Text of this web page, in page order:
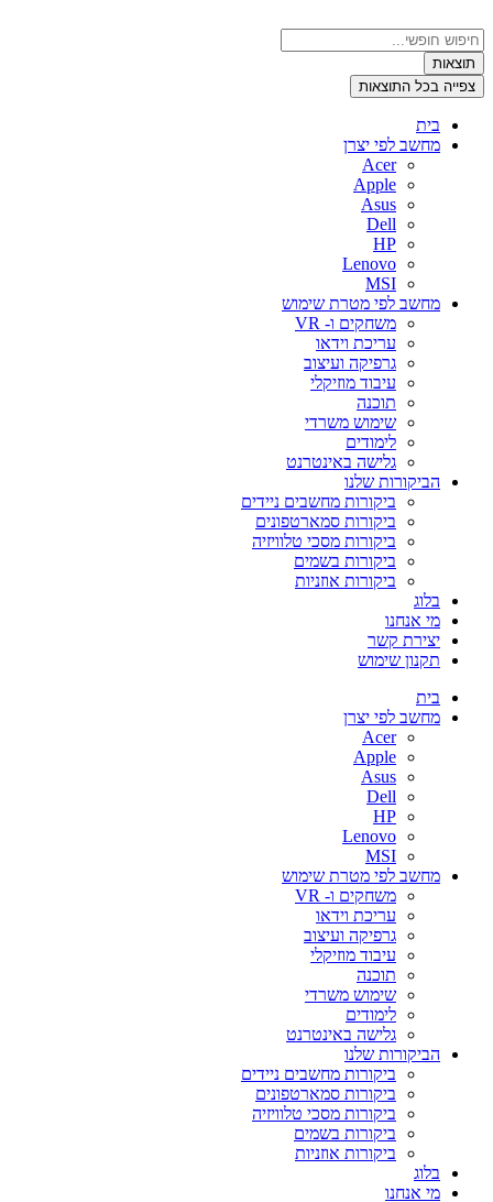
לתוכן
Search
...תוצאות
צפייה בכל התוצאות
בית
מחשב לפי יצרן
Acer
Apple
Asus
Dell
HP
Lenovo
MSI
מחשב לפי מטרת שימוש
משחקים ו- VR
עריכת וידאו
גרפיקה ועיצוב
עיבוד מוזיקלי
תוכנה
שימוש משרדי
לימודים
גלישה באינטרנט
הביקורות שלנו
ביקורות מחשבים ניידים
ביקורות סמארטפונים
ביקורות מסכי טלוויזיה
ביקורות בשמים
ביקורות אוזניות
בלוג
מי אנחנו
יצירת קשר
תקנון שימוש
בית
מחשב לפי יצרן
Acer
Apple
Asus
Dell
HP
Lenovo
MSI
מחשב לפי מטרת שימוש
משחקים ו- VR
עריכת וידאו
גרפיקה ועיצוב
עיבוד מוזיקלי
תוכנה
שימוש משרדי
לימודים
גלישה באינטרנט
הביקורות שלנו
ביקורות מחשבים ניידים
ביקורות סמארטפונים
ביקורות מסכי טלוויזיה
ביקורות בשמים
ביקורות אוזניות
בלוג
מי אנחנו